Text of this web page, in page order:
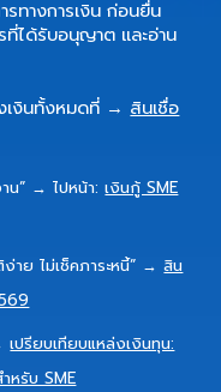
รทางการเงิน ก่อนยื่น
ที่ได้รับอนุญาต และอ่าน
เงินทั้งหมดที่ → สินเชื่อ
น” → ไปหน้า:เงินกู้ SME
าย ไม่เช็คภาระหนี้” →สิน
เปรียบเทียบแหล่งเงินทุน:
หรับ SME